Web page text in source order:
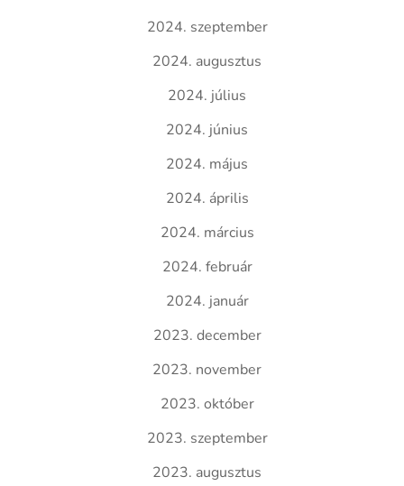
2024. szeptember
2024. augusztus
2024. július
2024. június
2024. május
2024. április
2024. március
2024. február
2024. január
2023. december
2023. november
2023. október
2023. szeptember
2023. augusztus